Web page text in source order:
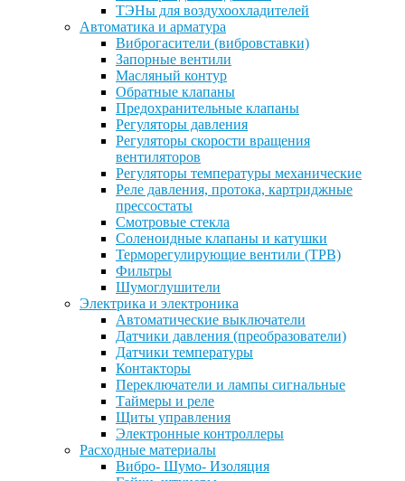
ТЭНы для воздухоохладителей
Автоматика и арматура
Виброгасители (вибровставки)
Запорные вентили
Масляный контур
Обратные клапаны
Предохранительные клапаны
Регуляторы давления
Регуляторы скорости вращения
вентиляторов
Регуляторы температуры механические
Реле давления, протока, картриджные
прессостаты
Смотровые стекла
Соленоидные клапаны и катушки
Терморегулирующие вентили (ТРВ)
Фильтры
Шумоглушители
Электрика и электроника
Автоматические выключатели
Датчики давления (преобразователи)
Датчики температуры
Контакторы
Переключатели и лампы сигнальные
Таймеры и реле
Щиты управления
Электронные контроллеры
Расходные материалы
Вибро- Шумо- Изоляция